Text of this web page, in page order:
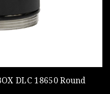
DLC 18650 Round